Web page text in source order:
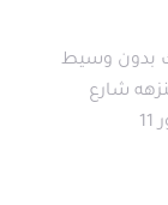
بدون وسيط
والعنوان 1 شارع النزهه شارع